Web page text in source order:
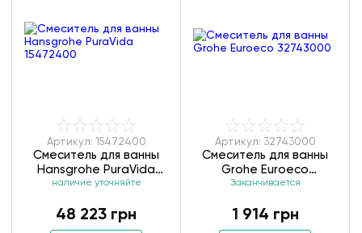
Артикул: 15472400
Смеситель для ванны
Hansgrohe PuraVida
15472400
наличие уточняйте
48 223 грн
Артикул: 32743000
Смеситель для ванны
Grohe Euroeco
32743000
Заканчивается
1 914 грн